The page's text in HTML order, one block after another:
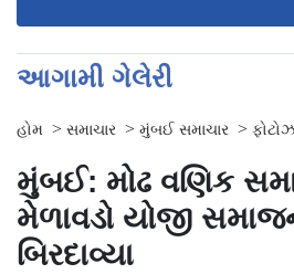
આગામી ગેલેરી
હોમ > સમાચાર > મુંબઈ સમાચાર > ફોટોઝ
મુંબઈ: મોઢ વણિક
મેળાવડો યોજી
બિરદાવ્યા